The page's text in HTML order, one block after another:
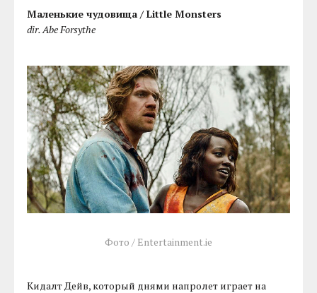
Маленькие чудовища / Little Monsters
dir. Abe Forsythe
Фото / Entertainment.ie
Кидалт Дейв, который днями напролет играет на